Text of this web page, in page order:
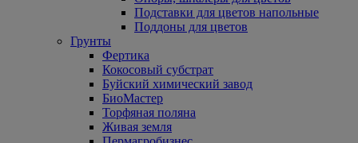
Подставки для цветов напольные
Поддоны для цветов
Грунты
Фертика
Кокосовый субстрат
Буйский химический завод
БиоМастер
Торфяная поляна
Живая земля